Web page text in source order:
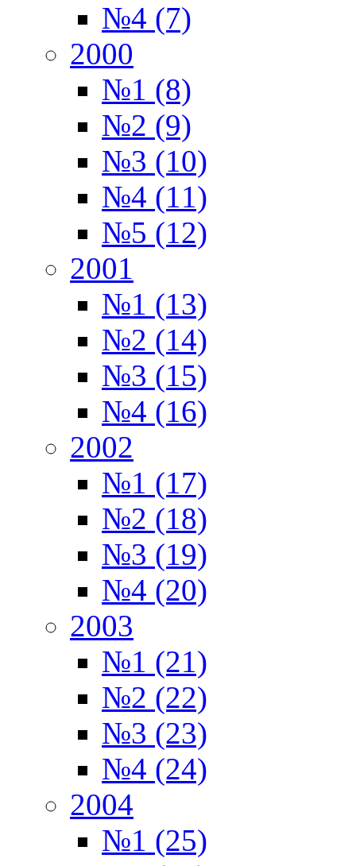
№4 (7)
2000
№1 (8)
№2 (9)
№3 (10)
№4 (11)
№5 (12)
2001
№1 (13)
№2 (14)
№3 (15)
№4 (16)
2002
№1 (17)
№2 (18)
№3 (19)
№4 (20)
2003
№1 (21)
№2 (22)
№3 (23)
№4 (24)
2004
№1 (25)